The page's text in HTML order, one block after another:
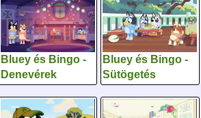
Bluey és Bingo -
Denevérek
Bluey és Bingo -
Sütögetés